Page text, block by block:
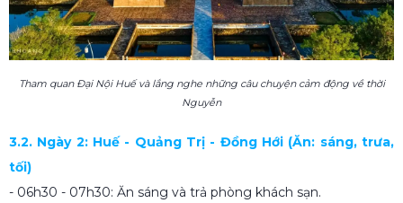
Tham quan Đại Nội Huế và lắng nghe những câu chuyện cảm động về thời
Nguyễn
3.2. Ngày 2: Huế - Quảng Trị - Đồng Hới (Ăn: sáng, trưa,
tối)
- 06h30 - 07h30: Ăn sáng và trả phòng khách sạn.